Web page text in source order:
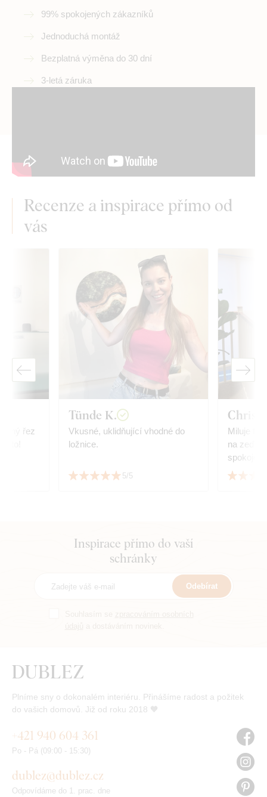
99% spokojených zákazníků
Jednoduchá montáž
Bezplatná výměna do 30 dní
3-letá záruka
Recenze a inspirace přímo od
vás
řez
Tünde K.
Vkusné, uklidňující vhodné do
ložnice.
5/5
Miluje to,
na zeď,
Inspirace přímo do vaší
schránky
Odebírat
Plníme sny o dokonalém interiéru. Přinášíme radost a požitek
do vašich domovů. Již od roku 2018 🧡
+421 940 604 361
Po - Pá (09:00 - 15:30)
dublez@dublez.cz
Odpovídáme do 1. prac. dne